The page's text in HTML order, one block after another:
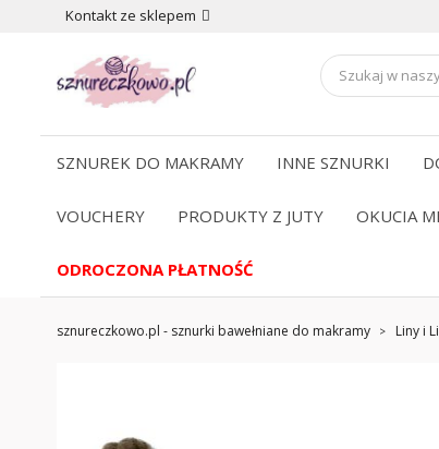
Kontakt ze sklepem
SZNUREK DO MAKRAMY INNE SZNURKI
VOUCHERY PRODUKTY Z JUTY OKUCIA
ODROCZONA PŁATNOŚĆ
sznureczkowo.pl - sznurki bawełniane do makramy Liny i